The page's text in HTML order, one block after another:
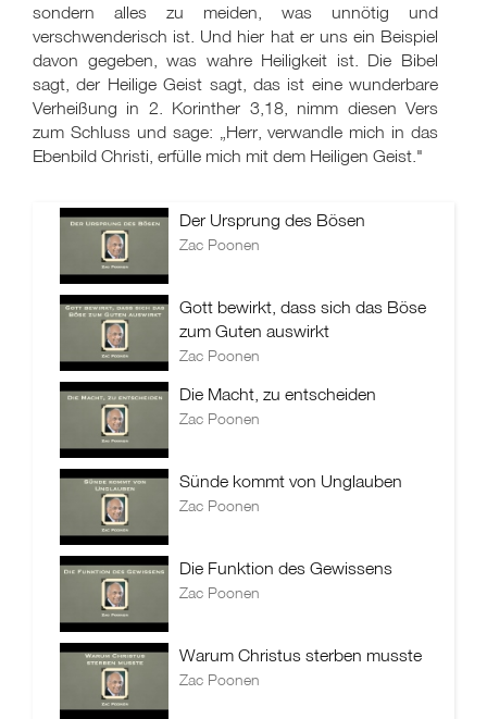
sondern alles zu meiden, was unnötig und
verschwenderisch ist. Und hier hat er uns ein Beispiel
davon gegeben, was wahre Heiligkeit ist. Die Bibel
sagt, der Heilige Geist sagt, das ist eine wunderbare
Verheißung in 2. Korinther 3,18, nimm diesen Vers
zum Schluss und sage: „Herr, verwandle mich in das
Ebenbild Christi, erfülle mich mit dem Heiligen Geist."
Der Ursprung des Bösen
Zac Poonen
Gott bewirkt, dass sich das Böse
zum Guten auswirkt
Zac Poonen
Die Macht, zu entscheiden
Zac Poonen
Sünde kommt von Unglauben
Zac Poonen
Die Funktion des Gewissens
Zac Poonen
Warum Christus sterben musste
Zac Poonen